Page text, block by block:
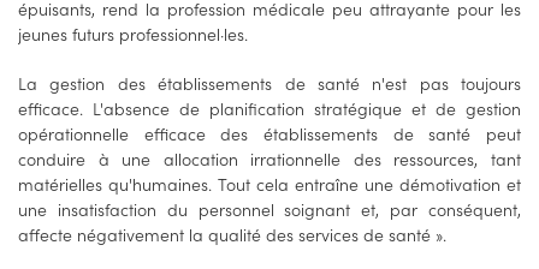
épuisants, rend la profession médicale peu attrayante pour les
jeunes futurs professionnel·les.
La gestion des établissements de santé n'est pas toujours
efficace. L'absence de planification stratégique et de gestion
opérationnelle efficace des établissements de santé peut
conduire à une allocation irrationnelle des ressources, tant
matérielles qu'humaines. Tout cela entraîne une démotivation et
une insatisfaction du personnel soignant et, par conséquent,
affecte négativement la qualité des services de santé ».